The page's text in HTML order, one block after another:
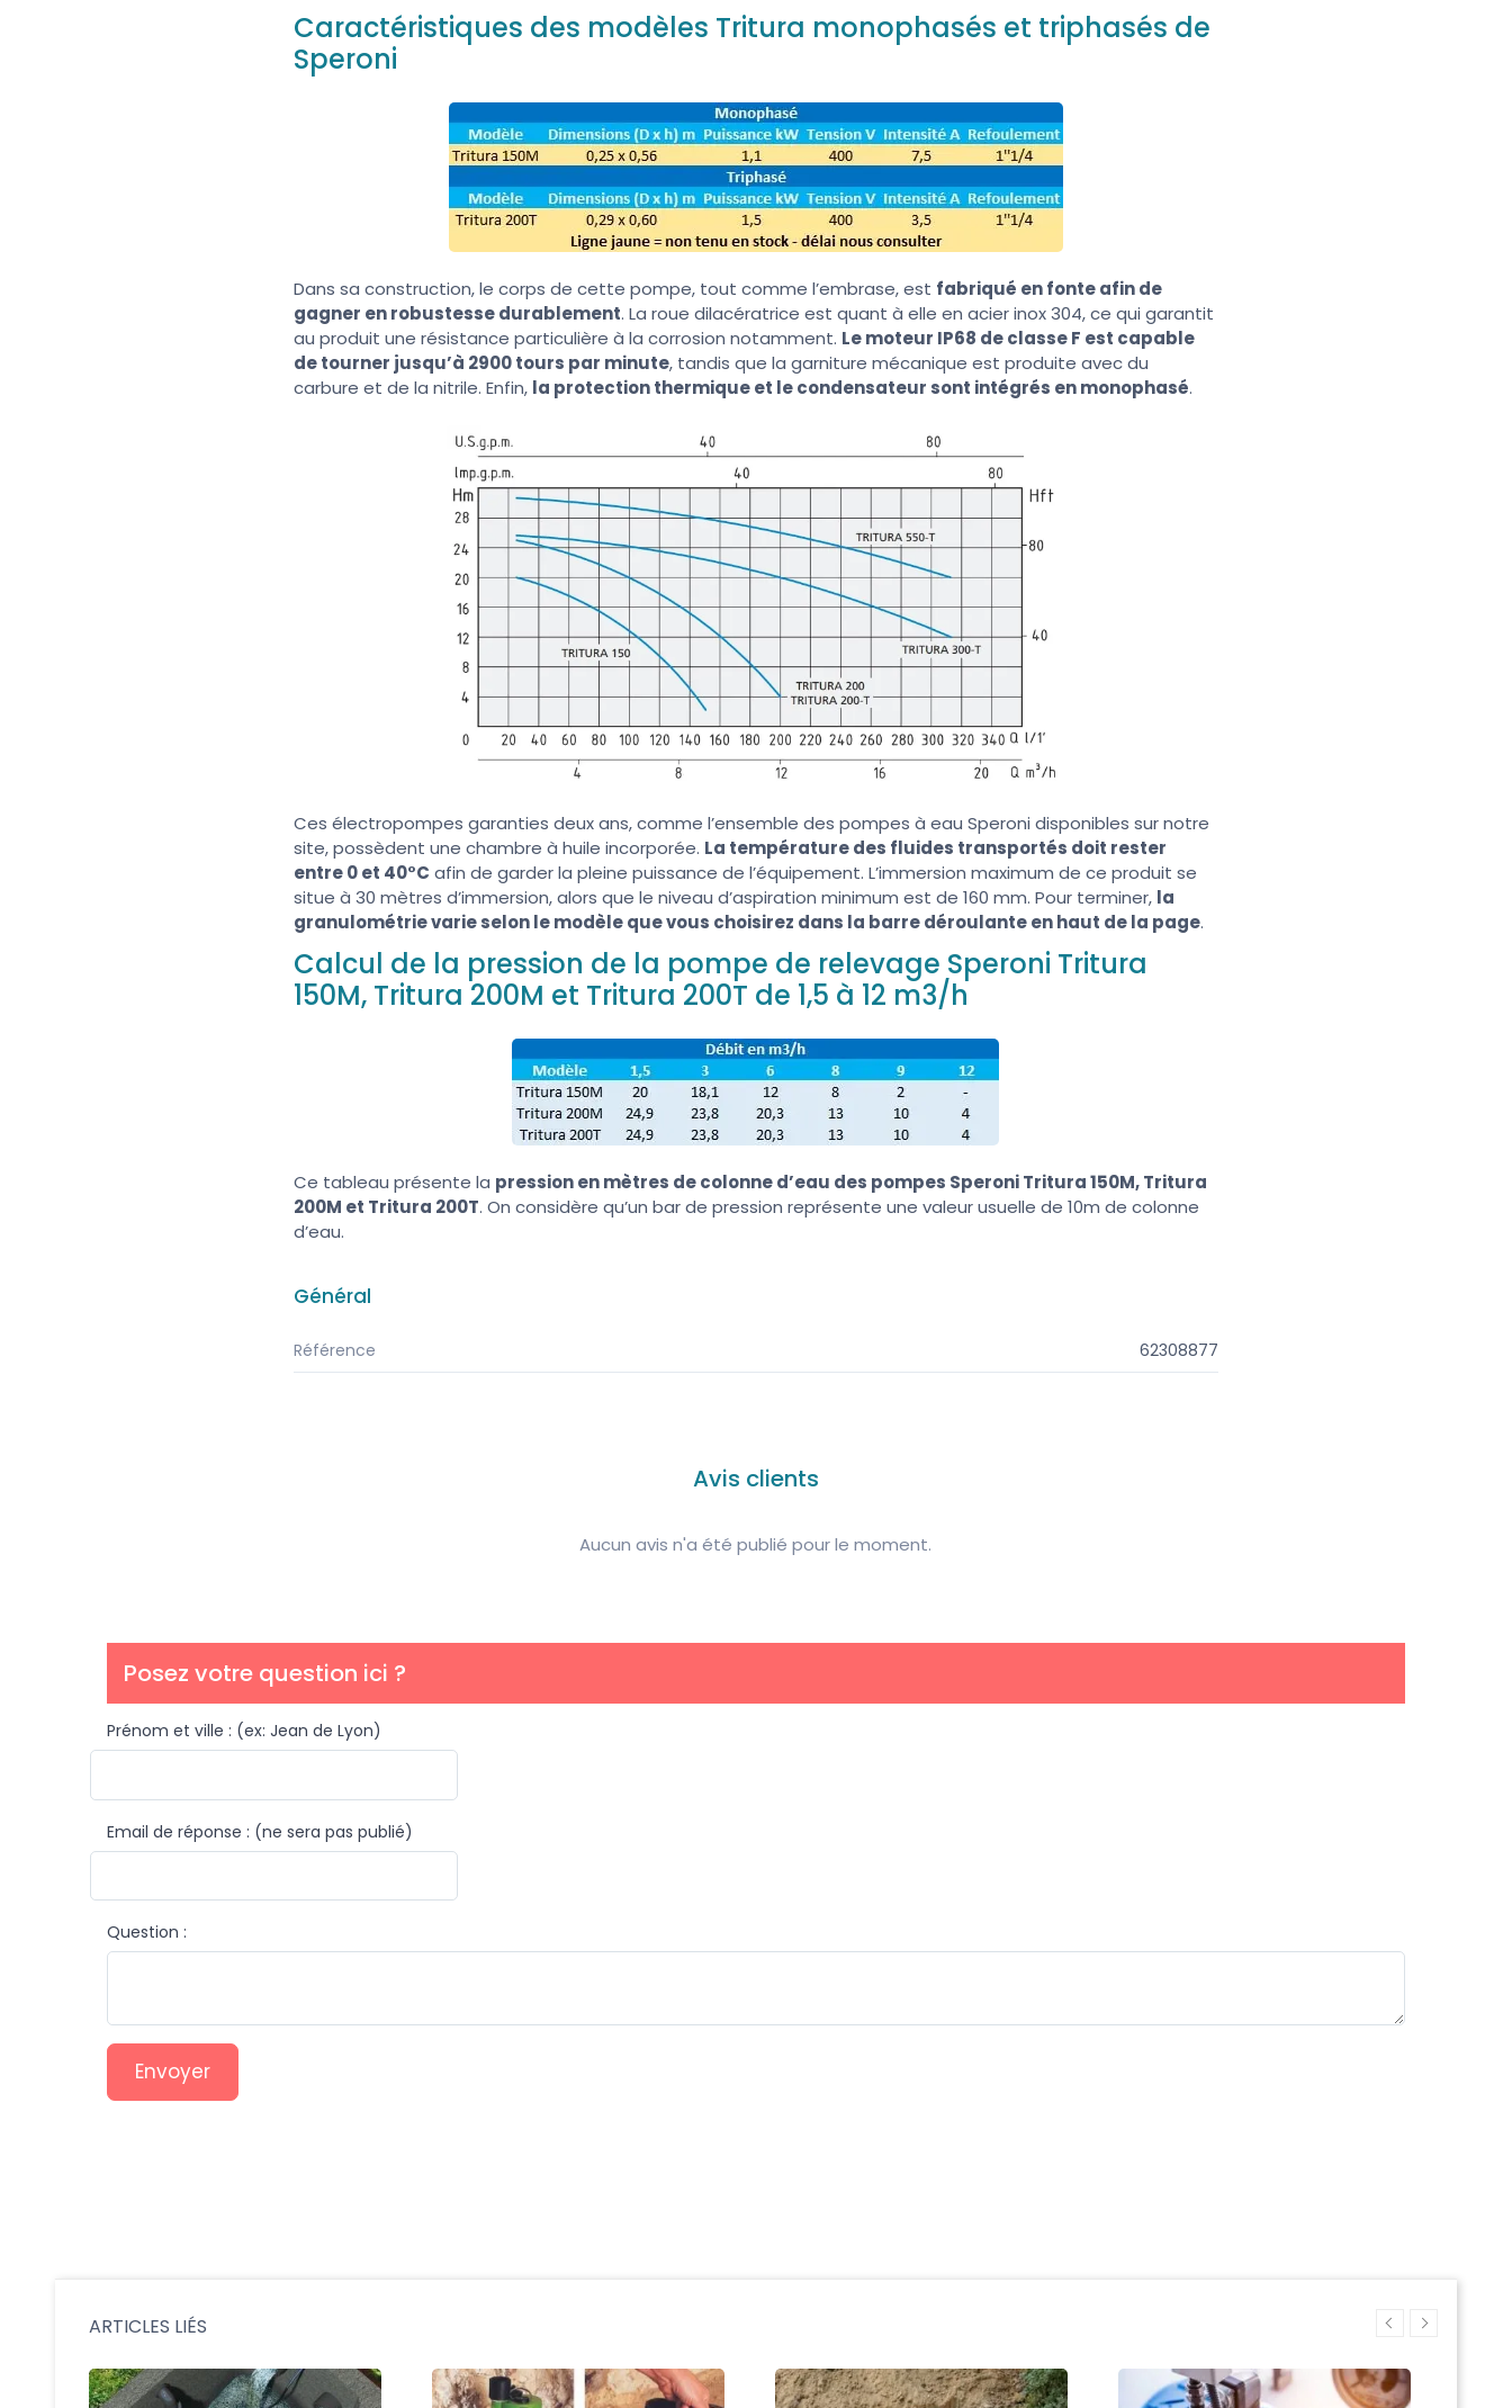
Caractéristiques des modèles Tritura monophasés et triphasés de
Speroni
Dans sa construction, le corps de cette pompe, tout comme l’embrase, est fabriqué en fonte afin de
gagner en robustesse durablement. La roue dilacératrice est quant à elle en acier inox 304, ce qui garantit
au produit une résistance particulière à la corrosion notamment. Le moteur IP68 de classe F est capable
de tourner jusqu’à 2900 tours par minute, tandis que la garniture mécanique est produite avec du
carbure et de la nitrile. Enfin, la protection thermique et le condensateur sont intégrés en monophasé.
Ces électropompes garanties deux ans, comme l’ensemble des pompes à eau Speroni disponibles sur notre
site, possèdent une chambre à huile incorporée. La température des fluides transportés doit rester
entre 0 et 40°C afin de garder la pleine puissance de l’équipement. L’immersion maximum de ce produit se
situe à 30 mètres d’immersion, alors que le niveau d’aspiration minimum est de 160 mm. Pour terminer, la
granulométrie varie selon le modèle que vous choisirez dans la barre déroulante en haut de la page.
Calcul de la pression de la pompe de relevage Speroni Tritura
150M, Tritura 200M et Tritura 200T de 1,5 à 12 m3/h
Ce tableau présente la pression en mètres de colonne d’eau des pompes Speroni Tritura 150M, Tritura
200M et Tritura 200T. On considère qu’un bar de pression représente une valeur usuelle de 10m de colonne
d’eau.
Général
Référence 62308877
Posez votre question ici ?
Prénom et ville : (ex: Jean de Lyon)
Email de réponse : (ne sera pas publié)
Question :
Envoyer
Avis clients
Aucun avis n'a été publié pour le moment.
ARTICLES LIÉS